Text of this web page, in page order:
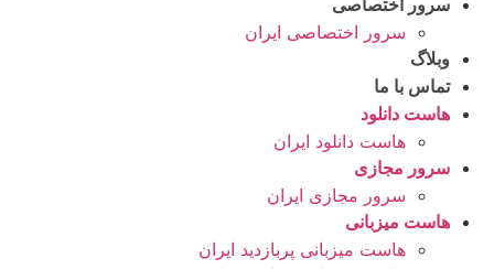
سرور اختصاصی
سرور اختصاصی ایران
وبلاگ
تماس با ما
هاست دانلود
هاست دانلود ایران
سرور مجازی
سرور مجازی ایران
هاست میزبانی
هاست میزبانی پربازدید ایران